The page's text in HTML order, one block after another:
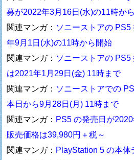
募が2022年3月16日(水)の11時か
関連マンガ： ソニーストアの
年9月1日(水)の11時から開始
関連マンガ： ソニーストアの
は2021年1月29日(金) 11時まで
関連マンガ： ソニーストアでの
本日から9月28日(月) 11時まで
関連マンガ： PS5 の発売日が
販売価格は39,980円＋税～
関連マンガ： PlayStation 5 の本